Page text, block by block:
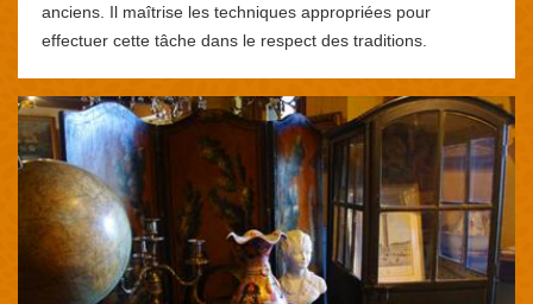
anciens. Il maîtrise les techniques appropriées pour
effectuer cette tâche dans le respect des traditions.